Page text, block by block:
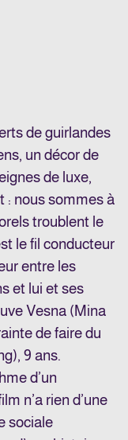
de guirlandes
un décor de
de luxe,
: nous sommes à
troublent le
le fil conducteur
entre les
et lui et ses
Vesna (Mina
de faire du
9 ans.
d’un
n’a rien d’une
sociale